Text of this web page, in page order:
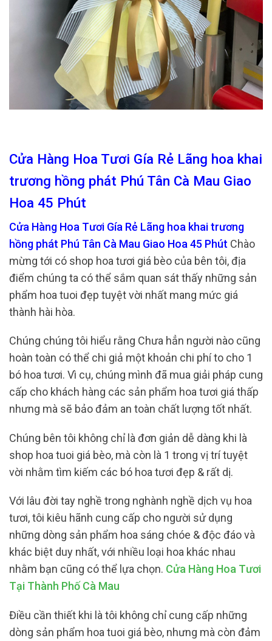
Cửa Hàng Hoa Tươi Gía Rẻ Lãng hoa khai
trương hồng phát Phú Tân Cà Mau Giao
Hoa 45 Phút
Cửa Hàng Hoa Tươi Gía Rẻ Lãng hoa khai trương
hồng phát Phú Tân Cà Mau Giao Hoa 45 Phút Chào
mừng tới có shop hoa tươi giá bèo của bên tôi, địa
điểm chúng ta có thể sắm quan sát thấy những sản
phẩm hoa tuoi đẹp tuyệt vời nhất mang mức giá
thành hài hòa.
Chúng chúng tôi hiểu rằng Chưa hẳn người nào cũng
hoàn toàn có thể chi giả một khoản chi phí to cho 1
bó hoa tươi. Vì cụ, chúng mình đã mua giải pháp cung
cấp cho khách hàng các sản phẩm hoa tươi giá thấp
nhưng mà sẽ bảo đảm an toàn chất lượng tốt nhất.
Chúng bên tôi không chỉ là đơn giản dễ dàng khi là
shop hoa tuoi giá bèo, mà còn là 1 trong vị trí tuyệt
vời nhằm tìm kiếm các bó hoa tươi đẹp & rất dị.
Với lâu đời tay nghề trong nghành nghề dịch vụ hoa
tươi, tôi kiêu hãnh cung cấp cho người sử dụng
những dòng sản phẩm hoa sáng chóe & độc đáo và
khác biệt duy nhất, với nhiều loại hoa khác nhau
nhằm bạn cũng có thể lựa chọn. Cửa Hàng Hoa Tươi
Tại Thành Phố Cà Mau
Điều cần thiết khi là tôi không chỉ cung cấp những
dòng sản phẩm hoa tuoi giá bèo, nhưng mà còn đảm